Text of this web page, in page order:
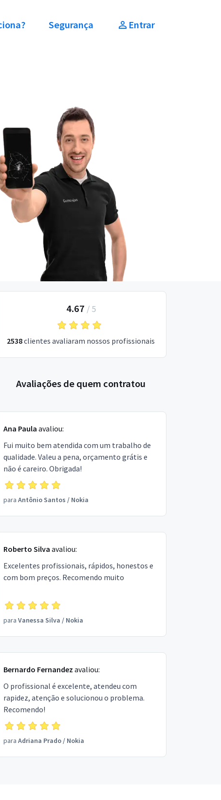
Segurança Entrar
4.67 / 5
2538clientes avaliaram nossos profissionais
Avaliações de quem contratou
Ana Paula avaliou:
Fui muito bem atendida com um trabalho de
qualidade. Valeu a pena, orçamento grátis e
não é careiro. Obrigada!
para Antônio Santos / Nokia
Roberto Silva avaliou:
Excelentes profissionais, rápidos, honestos e
com bom preços. Recomendo muito
para Vanessa Silva / Nokia
Bernardo Fernandez avaliou:
O profissional é excelente, atendeu com
rapidez, atenção e solucionou o problema.
Recomendo!
para Adriana Prado/ Nokia